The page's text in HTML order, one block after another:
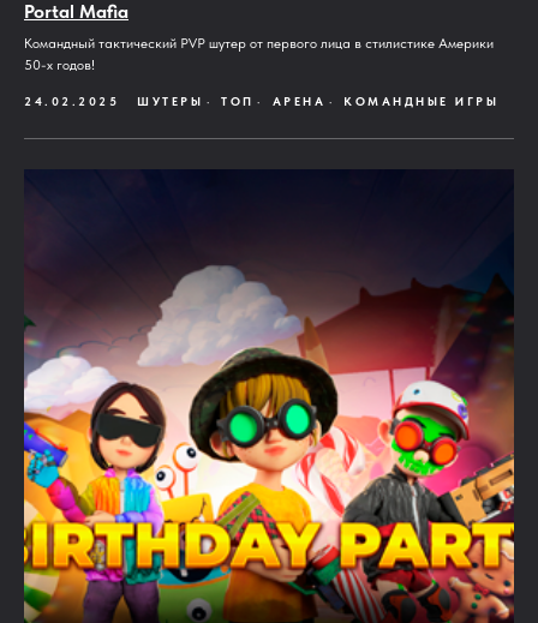
Portal Mafia
Командный тактический PVP шутер от первого лица в стилистике Америки
50-х годов!
24.02.2025 ШУТЕРЫ ТОП АРЕНА КОМАНДНЫЕ ИГРЫ